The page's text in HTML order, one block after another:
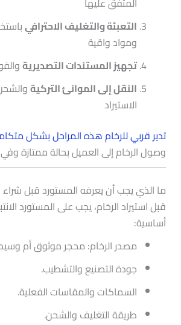
التعبئة والتغليف الاحترافي
ومواد واقية
تجهيز المستندات التصديرية
النقل إلى الموانئ التركية
الاستيراد
تدير قربي للرخام هذه المراحل بشكل
وصول الرخام إلى العميل بحالة ممتازة
ما الذي يجب أن يعرفه المستورد قبل شراء
قبل استيراد الرخام، يجب على المستورد
أساسية:
مصدر الرخام: محجر موثوق أم
جودة التصنيع والتشطيب.
السماكات والمقاسات الفعلية.
طريقة التغليف والشحن.